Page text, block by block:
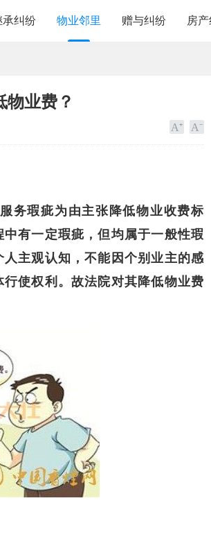
承纠纷 物业邻里 赠与纠纷 房
物业费？
务瑕疵为由主张降低物业收费标
有一定瑕疵，但均属于一般性瑕
主观认知，不能因个别业主的感
使权利。故法院对其降低物业费